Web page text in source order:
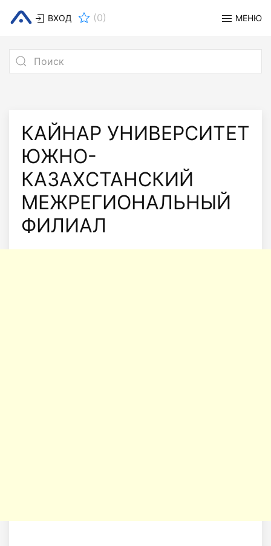
ВХОД (0) МЕНЮ
КАЙНАР УНИВЕРСИТЕТ
ЮЖНО-
КАЗАХСТАНСКИЙ
МЕЖРЕГИОНАЛЬНЫЙ
ФИЛИАЛ